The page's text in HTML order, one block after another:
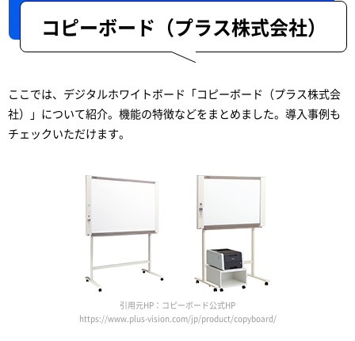
コピーボード（プラス株式会社）
ここでは、デジタルホワイトボード「コピーボード（プラス株式会
社）」について紹介。機能の特徴などをまとめました。導入事例も
チェックいただけます。
引用元HP：コピーボード公式HP
https://www.plus-vision.com/jp/product/copyboard/